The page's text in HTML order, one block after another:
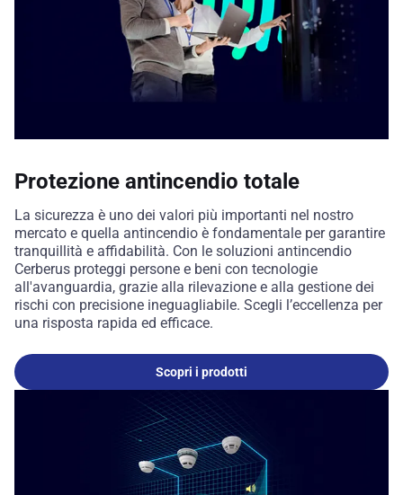
Protezione antincendio totale
La sicurezza è uno dei valori più importanti nel nostro
mercato e quella antincendio è fondamentale per garantire
tranquillità e affidabilità. Con le soluzioni antincendio
Cerberus proteggi persone e beni con tecnologie
all'avanguardia, grazie alla rilevazione e alla gestione dei
rischi con precisione ineguagliabile. Scegli l’eccellenza per
una risposta rapida ed efficace.
Scopri i prodotti